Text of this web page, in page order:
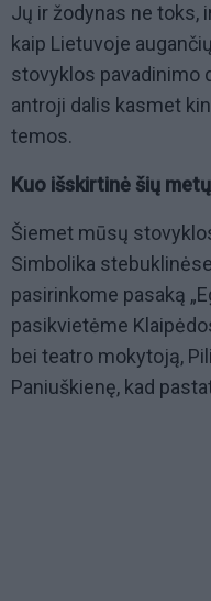
Jų ir žodynas ne toks,
kaip Lietuvoje
stovyklos pavadinimo
antroji dalis kasmet
temos.
Kuo išskirtinė šių
Šiemet mūsų
Simbolika
pasirinkome pasaką
pasikvietėme
bei teatro mokytoją,
Paniuškienę, kad